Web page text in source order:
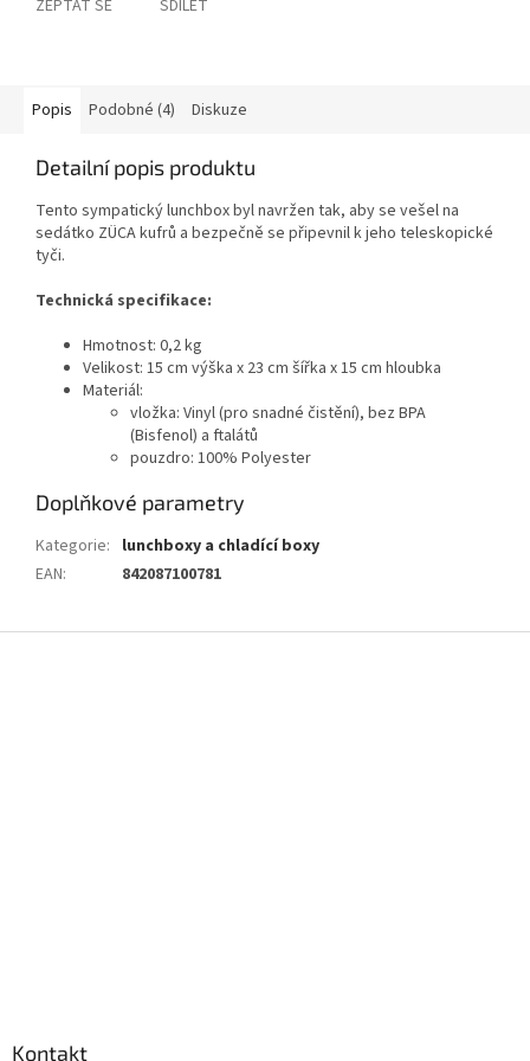
ZEPTAT SE SDÍLET
Popis Podobné (4) Diskuze
Detailní popis produktu
Tento sympatický lunchbox byl navržen tak, aby se vešel na
sedátko ZÜCA kufrů a bezpečně se připevnil k jeho teleskopické
tyči.
Technická specifikace:
Hmotnost: 0,2 kg
Velikost: 15 cm výška x 23 cm šířka x 15 cm hloubka
Materiál:
vložka: Vinyl (pro snadné čistění), bez BPA
(Bisfenol) a ftalátů
pouzdro: 100% Polyester
Doplňkové parametry
Kategorie: lunchboxy a chladící boxy
EAN: 842087100781
Kontakt